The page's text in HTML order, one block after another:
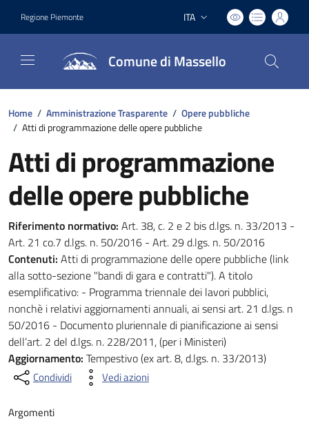
Regione Piemonte Lingua attiva:
ITA
Comune di Massello
Home / Amministrazione Trasparente / Opere pubbliche
/ Atti di programmazione delle opere pubbliche
Atti di programmazione
delle opere pubbliche
Riferimento normativo: Art. 38, c. 2 e 2 bis d.lgs. n. 33/2013 -
Art. 21 co.7 d.lgs. n. 50/2016 - Art. 29 d.lgs. n. 50/2016
Contenuti: Atti di programmazione delle opere pubbliche (link
alla sotto-sezione "bandi di gara e contratti"). A titolo
esemplificativo: - Programma triennale dei lavori pubblici,
nonchè i relativi aggiornamenti annuali, ai sensi art. 21 d.lgs. n
50/2016 - Documento pluriennale di pianificazione ai sensi
dell’art. 2 del d.lgs. n. 228/2011, (per i Ministeri)
Aggiornamento: Tempestivo (ex art. 8, d.lgs. n. 33/2013)
Condividi Vedi azioni
Argomenti